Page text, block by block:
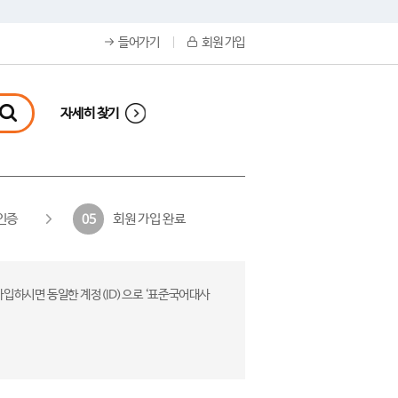
들어가기 회원 가입
자세히 찾기
증 05 회원 가입 완료
하시면 동일한 계정(ID)으로 ‘표준국어대사